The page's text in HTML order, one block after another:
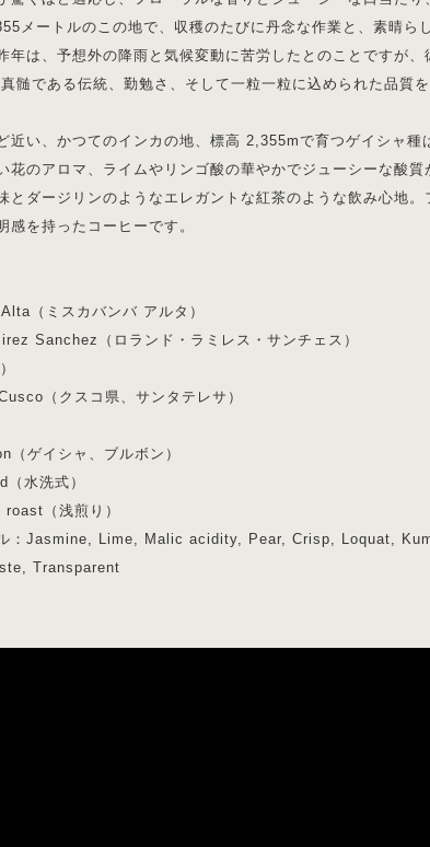
メートルのこの地で、収穫のたびに丹念な作業と、素晴ら
年は、予想外の降雨と気候変動に苦労したとのことですが
髄である伝統、勤勉さ、そして一粒一粒に込められた品質
近い、かつてのインカの地、標高 2,355mで育つゲイシャ
花のアロマ、ライムやリンゴ酸の華やかでジューシーな酸
とダージリンのようなエレガントな紅茶のような飲み心地
感を持ったコーヒーです。
（ミスカバンバ アルタ）
Sanchez（ロランド・ラミレス・サンチェス）
（クスコ県、サンタテレサ）
ゲイシャ、ブルボン）
水洗式）
（浅煎り）
ル：Jasmine, Lime, Malic acidity, Pear, Crisp, Loquat,
Transparent